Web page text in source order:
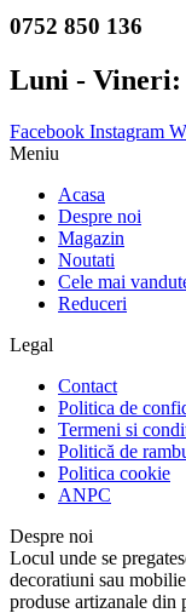
0752 850 136
Luni - Vineri:
Facebook Instagram
Meniu
Acasa
Despre noi
Magazin
Noutati
Cele mai
Reduceri
Legal
Contact
Politica de
Termeni si
Politică de
Politica cookie
ANPC
Despre noi
Locul unde se
decoratiuni sau
produse artizanale din